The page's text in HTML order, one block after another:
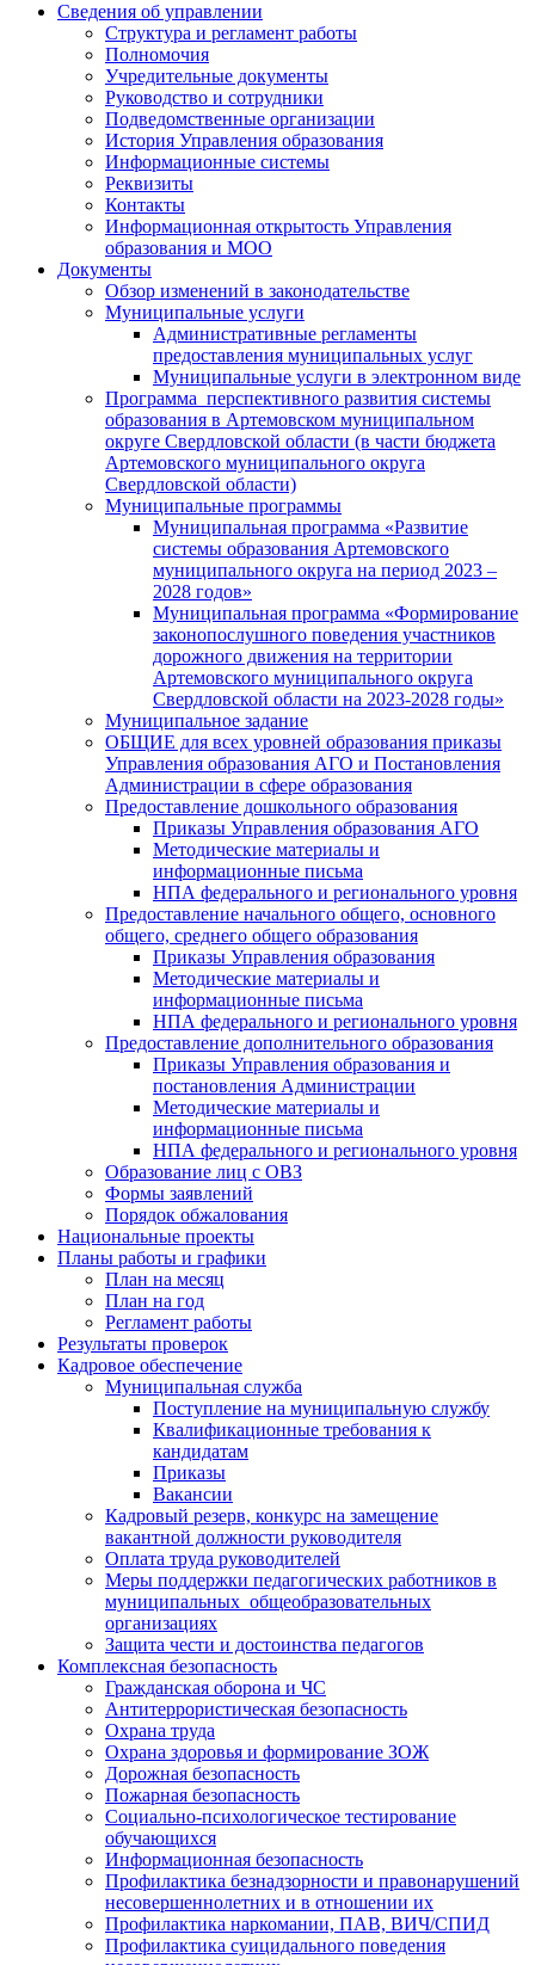
Сведения об управлении
Структура и регламент работы
Полномочия
Учредительные документы
Руководство и сотрудники
Подведомственные организации
История Управления образования
Информационные системы
Реквизиты
Контакты
Информационная открытость Управления
образования и МОО
Документы
Обзор изменений в законодательстве
Муниципальные услуги
Административные регламенты
предоставления муниципальных услуг
Муниципальные услуги в электронном виде
Программа перспективного развития системы
образования в Артемовском муниципальном
округе Свердловской области (в части бюджета
Артемовского муниципального округа
Свердловской области)
Муниципальные программы
Муниципальная программа «Развитие
системы образования Артемовского
муниципального округа на период 2023 –
2028 годов»
Муниципальная программа «Формирование
законопослушного поведения участников
дорожного движения на территории
Артемовского муниципального округа
Свердловской области на 2023-2028 годы»
Муниципальное задание
ОБЩИЕ для всех уровней образования приказы
Управления образования АГО и Постановления
Администрации в сфере образования
Предоставление дошкольного образования
Приказы Управления образования АГО
Методические материалы и
информационные письма
НПА федерального и регионального уровня
Предоставление начального общего, основного
общего, среднего общего образования
Приказы Управления образования
Методические материалы и
информационные письма
НПА федерального и регионального уровня
Предоставление дополнительного образования
Приказы Управления образования и
постановления Администрации
Методические материалы и
информационные письма
НПА федерального и регионального уровня
Образование лиц с ОВЗ
Формы заявлений
Порядок обжалования
Национальные проекты
Планы работы и графики
План на месяц
План на год
Регламент работы
Результаты проверок
Кадровое обеспечение
Муниципальная служба
Поступление на муниципальную службу
Квалификационные требования к
кандидатам
Приказы
Вакансии
Кадровый резерв, конкурс на замещение
вакантной должности руководителя
Оплата труда руководителей
Меры поддержки педагогических работников в
муниципальных общеобразовательных
организациях
Защита чести и достоинства педагогов
Комплексная безопасность
Гражданская оборона и ЧС
Антитеррористическая безопасность
Охрана труда
Охрана здоровья и формирование ЗОЖ
Дорожная безопасность
Пожарная безопасность
Социально-психологическое тестирование
обучающихся
Информационная безопасность
Профилактика безнадзорности и правонарушений
несовершеннолетних и в отношении их
Профилактика наркомании, ПАВ, ВИЧ/СПИД
Профилактика суицидального поведения